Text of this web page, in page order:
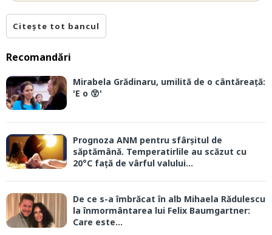
Citește tot bancul
Recomandări
Mirabela Grădinaru, umilită de o cântăreață:
'E o 😲'
Prognoza ANM pentru sfârșitul de
săptămână. Temperatirlile au scăzut cu
20°C față de vârful valului...
De ce s-a îmbrăcat în alb Mihaela Rădulescu
la înmormântarea lui Felix Baumgartner:
Care este...